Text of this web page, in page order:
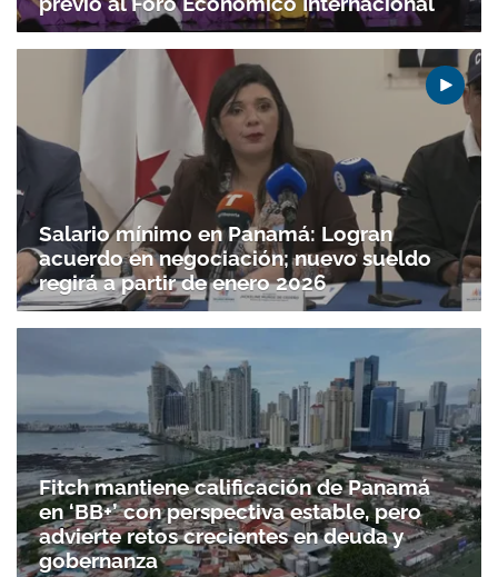
Salario mínimo en Panamá: Logran
acuerdo en negociación; nuevo sueldo
regirá a partir de enero 2026
Fitch mantiene calificación de Panamá
en ‘BB+’ con perspectiva estable, pero
advierte retos crecientes en deuda y
gobernanza